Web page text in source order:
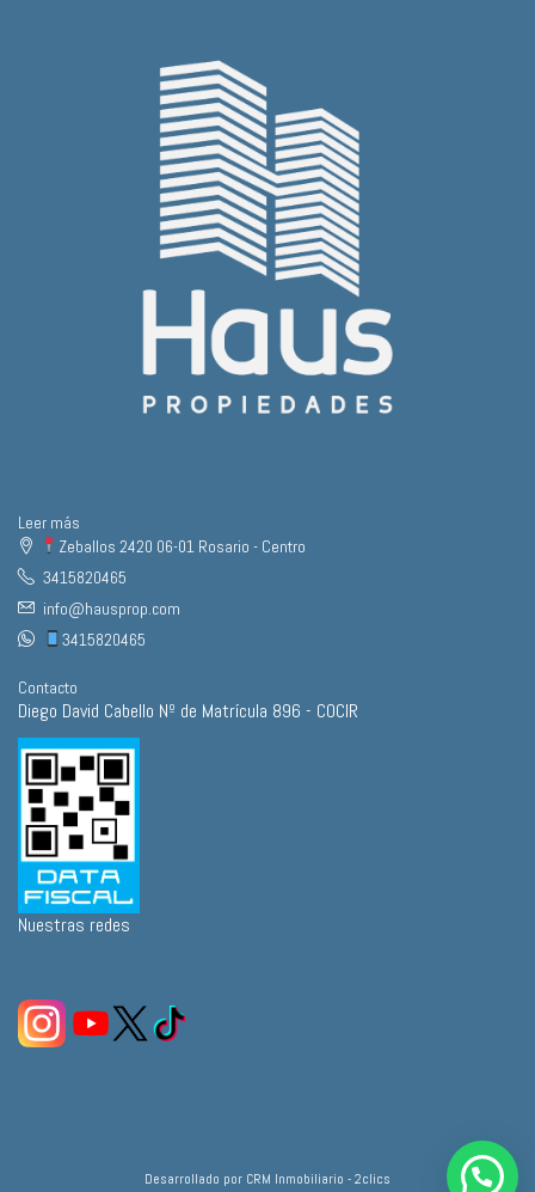
Leer más
Zeballos 2420 06-01 Rosario - Centro
3415820465
info@hausprop.com
3415820465
Contacto
Diego David Cabello Nº de Matrícula 896 - COCIR
Nuestras redes
Desarrollado por CRM Inmobiliario - 2clics